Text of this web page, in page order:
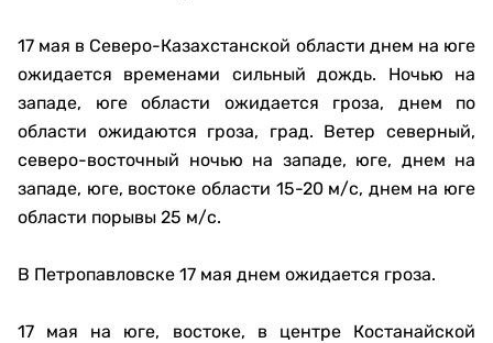
17 мая в Северо-Казахстанской области днем на юге
ожидается временами сильный дождь. Ночью на
западе, юге области ожидается гроза, днем по
области ожидаются гроза, град. Ветер северный,
северо-восточный ночью на западе, юге, днем на
западе, юге, востоке области 15-20 м/с, днем на юге
области порывы 25 м/с.
В Петропавловске 17 мая днем ожидается гроза.
17 мая на юге, востоке, в центре Костанайской